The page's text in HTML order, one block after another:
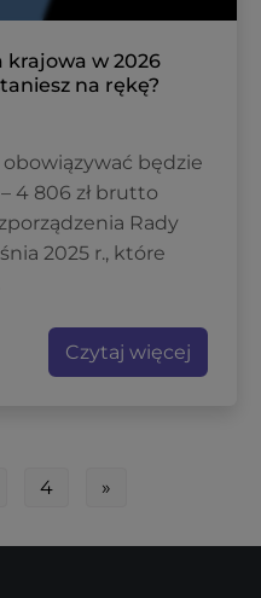
krajowa w 2026
na rękę?
będzie
4 806 zł brutto
Rady
2025 r., które
Czytaj więcej
4 »